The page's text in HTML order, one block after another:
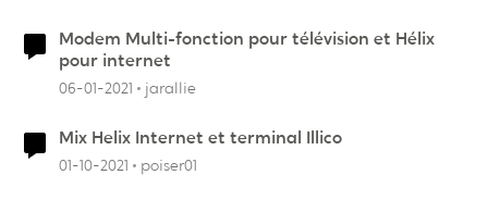
Modem Multi-fonction pour télévision et Hélix
pour internet
06-01-2021 jarallie
Mix Helix Internet et terminal Illico
01-10-2021 poiser01